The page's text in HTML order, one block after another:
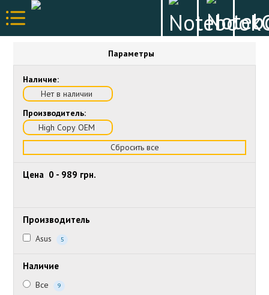
Параметры
Наличие:
Нет в наличии
Производитель:
High Copy OEM
Сбросить все
Цена 0 - 989 грн.
Производитель
Asus 5
Наличие
Все 9